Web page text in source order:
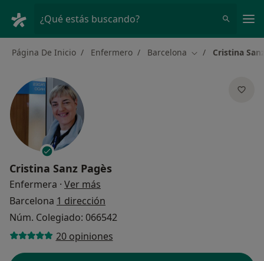
¿Qué estás buscando?
Página De Inicio Enfermero Barcelona Cambiar de
Cristina
Cristina Sanz Pagès
Enfermera · Ver más
Barcelona 1 dirección
Núm. Colegiado: 066542
20 opiniones